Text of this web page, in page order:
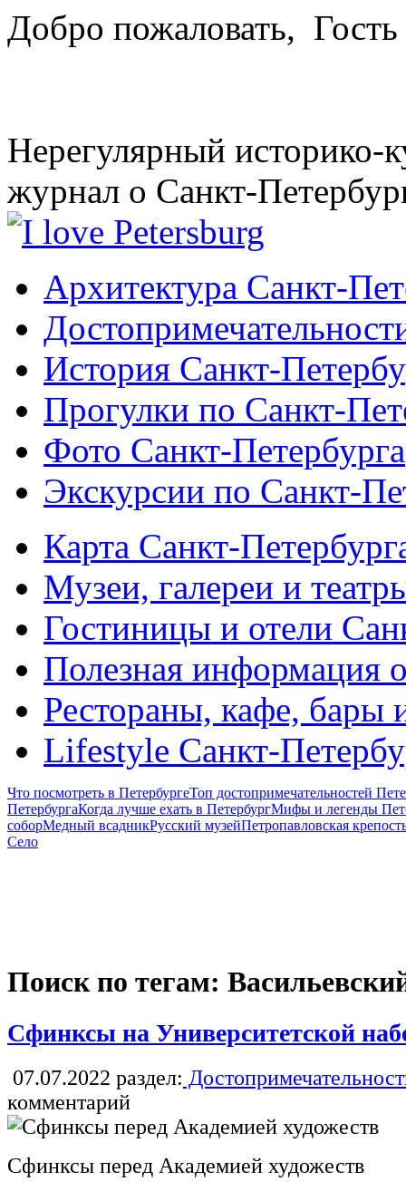
Добро пожаловать, Гость
Нерегулярный историко-
журнал о Санкт-
Архитектура Санкт-
История Санкт-
Прогулки по Санкт-
Фото Санкт-Петербурга
Экскурсии по Санкт-
Карта Санкт-
Музеи, галереи и
Гостиницы и отели
Полезная информация
Рестораны, кафе, бары
Lifestyle Санкт-
Что посмотреть в ПетербургеТоп достопримечательностей
ПетербургаКогда лучше ехать в ПетербургМифы и легенды
соборМедный всадникРусский музейПетропавловская
Село
Поиск по тегам:
Сфинксы на Университетской
07.07.2022 раздел:
комментарий
Сфинксы перед Академией художеств